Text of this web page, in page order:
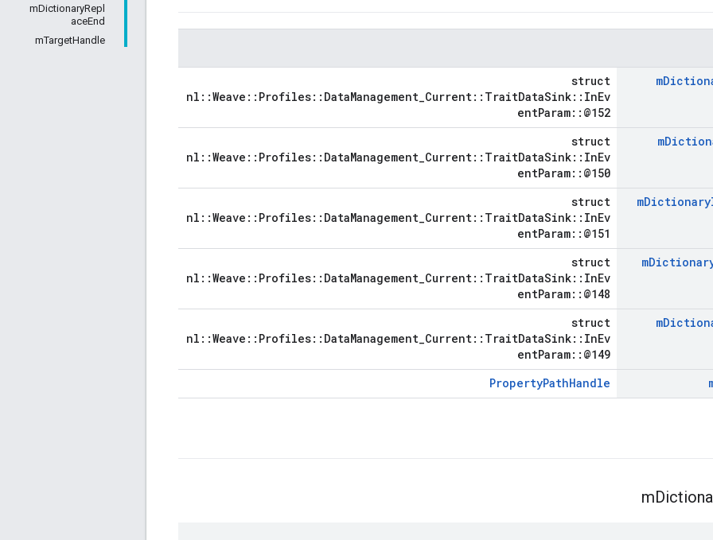
mDictionaryRepl
aceEnd
mTargetHandle
m
struct
nl::Weave::Profiles::DataManagement_Current::TraitDataSink::InEv
entParam::@152
m
struct
nl::Weave::Profiles::DataManagement_Current::TraitDataSink::InEv
entParam::@150
mDictionary
struct
nl::Weave::Profiles::DataManagement_Current::TraitDataSink::InEv
entParam::@151
m
struct
nl::Weave::Profiles::DataManagement_Current::TraitDataSink::InEv
entParam::@148
m
struct
nl::Weave::Profiles::DataManagement_Current::TraitDataSink::InEv
entParam::@149
PropertyPathHandle
m